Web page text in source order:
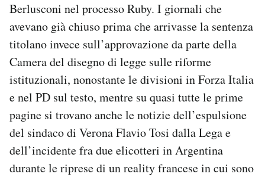
CALENDARIO
AREA PERSONALE
Area Personale
Newsletter
Notifiche mobile
Regala il Post
Hai bisogno di aiuto?
Esci
Berlusconi nel processo Ruby. I giornali che
avevano già chiuso prima che arrivasse la sentenza
titolano invece sull’approvazione da parte della
Camera del disegno di legge sulle riforme
istituzionali, nonostante le divisioni in Forza Italia
e nel PD sul testo, mentre su quasi tutte le prime
pagine si trovano anche le notizie dell’espulsione
del sindaco di Verona Flavio Tosi dalla Lega e
dell’incidente fra due elicotteri in Argentina
durante le riprese di un reality francese in cui sono